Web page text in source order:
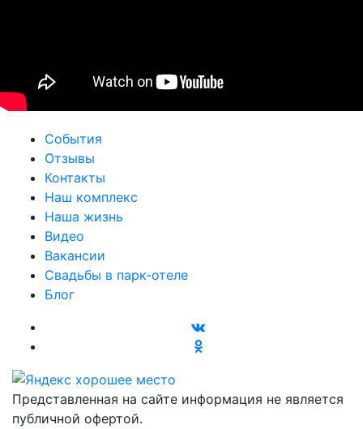
События
Отзывы
Контакты
Наш комплекс
Наша жизнь
Видео
Вакансии
Свадьбы в парк-отеле
Блог
Представленная на сайте информация не является
публичной офертой.